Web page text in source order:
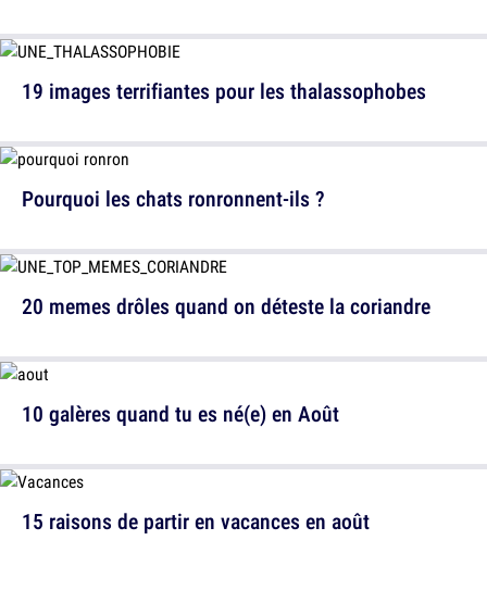
Pourquoi les chats ronronnent-ils ?
10 galères quand tu es né(e) en Août
19 images terrifiantes pour les thalassophobes
20 memes drôles quand on déteste la coriandre
15 raisons de partir en vacances en août